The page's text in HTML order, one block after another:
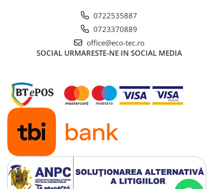
0722535887
0723370889
office@eco-tec.ro
SOCIAL URMARESTE-NE IN SOCIAL MEDIA